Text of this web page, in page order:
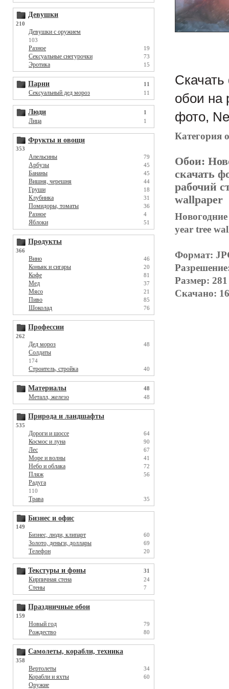
Девушки
210
Девушки с оружием
103
Разное 19
Сексуальные снегурочки 73
Эротика 15
Парни 11
Сексуальный дед мороз 11
Люди 1
Лица 1
Фрукты и овощи
353
Апельсины 79
Арбузы 45
Бананы 45
Вишня, черешня 44
Груши 18
Клубника 31
Помидоры, томаты 36
Разное 4
Яблоки 51
Продукты
366
Вино 46
Коньяк и сигары 20
Кофе 81
Мед 37
Мясо 21
Пиво 85
Шоколад 76
Профессии
262
Дед мороз 48
Солдаты
174
Строитель, стройка 40
Материалы 48
Металл, железо 48
Природа и ландшафты
535
Дороги и шоссе 64
Космос и луна 90
Лес 67
Море и волны 41
Небо и облака 72
Пляж 56
Радуга
110
Трава 35
Бизнес и офис
149
Бизнес, люди, клипарт 60
Золото, деньги, доллары 69
Телефон 20
Текстуры и фоны 31
Кирпичная стена 24
Стены 7
Праздничные обои
159
Новый год 79
Рождество 80
Самолеты, корабли, техника
358
Вертолеты 34
Корабли и яхты 60
Оружие
Скачать
обои на
фото,
Категория
Обои:
скачать
рабочий
wallpaper
year tree
Формат:
Размер:
Скачано: